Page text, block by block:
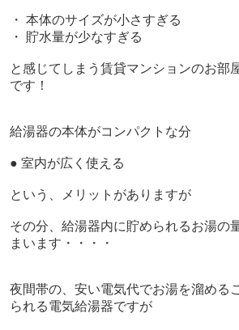
・ 本体のサイズが小さすぎる
・ 貯水量が少なすぎる
と感じてしまう賃貸マンションのお部
です！
給湯器の本体がコンパクトな分
● 室内が広く使える
という、メリットがありますが
その分、給湯器内に貯められるお湯の
まいます・・・・
夜間帯の、安い電気代でお湯を溜める
られる電気給湯器ですが